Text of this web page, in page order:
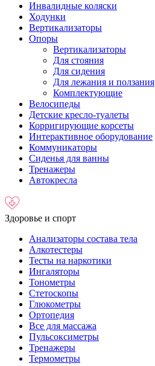
Инвалидные коляски
Ходунки
Вертикализаторы
Опоры
Вертикализаторы
Для стояния
Для сидения
Для лежания и ползания
Комплектующие
Велосипеды
Детские кресло-туалеты
Корригирующие корсеты
Интерактивное оборудование
Коммуникаторы
Сиденья для ванны
Тренажеры
Автокресла
Здоровье и спорт
Анализаторы состава тела
Алкотестеры
Тесты на наркотики
Ингаляторы
Тонометры
Стетоскопы
Глюкометры
Ортопедия
Все для массажа
Пульсоксиметры
Тренажеры
Термометры